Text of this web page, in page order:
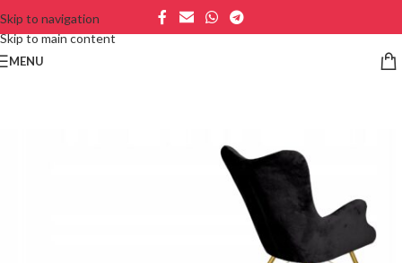
Skip to navigation
Skip to main content
MENU